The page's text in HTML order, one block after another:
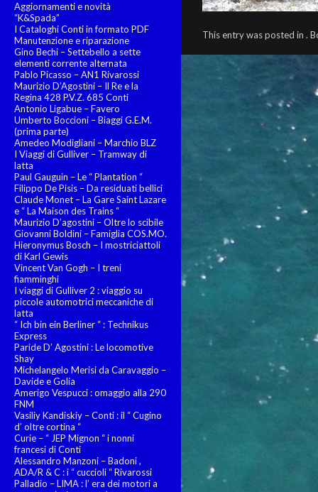
Aggiornamenti e novità
“K&Spada”
I Cataloghi Conti in formato PDF
Manutenzione e riparazione
Gino Bechi – Settebello a sette
elementi corrente alternata
Pablo Picasso – AN1 Rivarossi
Maurizio D’Agostini – Il Re e la
Regina 428 P.V.Z. 685 Conti
Antonio Ligabue – Favero
Umberto Boccioni – Biaggi G.E.M.
(prima parte)
Amedeo Modigliani – Marchio BLZ
I Viaggi di Gulliver – Tramway di
latta
Paul Gauguin – Le “ Plantation “
Filippo De Pisis – Da residuati bellici
Claude Monet – La Gare Saint Lazare
e “ La Maison des Trains “
Maurizio D’agostini – Oltre lo scibile
Giovanni Boldini – Famiglia COS.MO.
Hieronymus Bosch – I mostriciattoli
di Karl Gewis
Vincent Van Gogh – I treni
fiamminghi
I viaggi di Gulliver 2 : viaggio su
piccole automotrici meccaniche di
latta
“ Ich bin ein Berliner “ : Technikus
Express
Paride D’ Agostini : Le locomotive
Shay
Michelangelo Merisi da Caravaggio –
Davide e Golia
Amerigo Vespucci : omaggio alla 290
FNM
Vasiliy Kandiskiy – Conti : il “ Cugino
d’ oltre cortina “
Curie – “ JEP Mignon “ i nonni
francesi di Conti
Alessandro Manzoni – Badoni ,
ADA/R & C : i “ cuccioli “ Rivarossi
Palladio – LIMA : l’ era dei motori a
This entry was posted in .